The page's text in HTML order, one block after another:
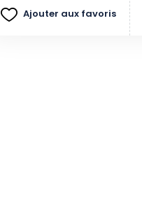
Ajouter aux favoris